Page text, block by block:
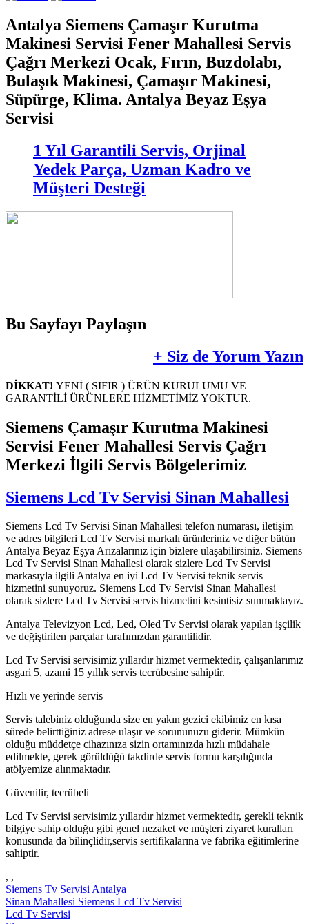
Antalya Siemens Çamaşır Kurutma
Makinesi Servisi Fener Mahallesi Servis
Çağrı Merkezi Ocak, Fırın, Buzdolabı,
Bulaşık Makinesi, Çamaşır Makinesi,
Süpürge, Klima. Antalya Beyaz Eşya
Servisi
1 Yıl Garantili Servis, Orjinal
Yedek Parça, Uzman Kadro ve
Müşteri Desteği
Bu Sayfayı Paylaşın
+ Siz de Yorum Yazın
DİKKAT! YENİ ( SIFIR ) ÜRÜN KURULUMU VE
GARANTİLİ ÜRÜNLERE HİZMETİMİZ YOKTUR.
Siemens Çamaşır Kurutma Makinesi
Servisi Fener Mahallesi Servis Çağrı
Merkezi İlgili Servis Bölgelerimiz
Siemens Lcd Tv Servisi Sinan Mahallesi
Siemens Lcd Tv Servisi Sinan Mahallesi telefon numarası, iletişim
ve adres bilgileri Lcd Tv Servisi markalı ürünleriniz ve diğer bütün
Antalya Beyaz Eşya Arızalarınız için bizlere ulaşabilirsiniz. Siemens
Lcd Tv Servisi Sinan Mahallesi olarak sizlere Lcd Tv Servisi
markasıyla ilgili Antalya en iyi Lcd Tv Servisi teknik servis
hizmetini sunuyoruz. Siemens Lcd Tv Servisi Sinan Mahallesi
olarak sizlere Lcd Tv Servisi servis hizmetini kesintisiz sunmaktayız.
Antalya Televizyon Lcd, Led, Oled Tv Servisi olarak yapılan işçilik
ve değiştirilen parçalar tarafımızdan garantilidir.
Lcd Tv Servisi servisimiz yıllardır hizmet vermektedir, çalışanlarımız
asgari 5, azami 15 yıllık servis tecrübesine sahiptir.
Hızlı ve yerinde servis
Servis talebiniz olduğunda size en yakın gezici ekibimiz en kısa
sürede belirttiğiniz adrese ulaşır ve sorununuzu giderir. Mümkün
olduğu müddetçe cihazınıza sizin ortamınızda hızlı müdahale
edilmekte, gerek görüldüğü takdirde servis formu karşılığında
atölyemize alınmaktadır.
Güvenilir, tecrübeli
Lcd Tv Servisi servisimiz yıllardır hizmet vermektedir, gerekli teknik
bilgiye sahip olduğu gibi genel nezaket ve müşteri ziyaret kuralları
konusunda da bilinçlidir,servis sertifikalarına ve fabrika eğitimlerine
sahiptir.
, ,
Siemens Tv Servisi Antalya
Sinan Mahallesi Siemens Lcd Tv Servisi
Lcd Tv Servisi